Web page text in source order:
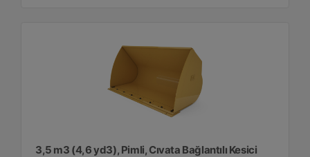
3,5 m3 (4,6 yd3), Pimli, Cıvata Bağlantılı Kesici